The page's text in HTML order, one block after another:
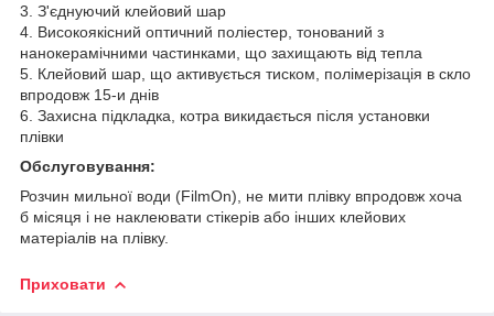
3. З'єднуючий клейовий шар
4. Високоякісний оптичний поліестер, тонований з
нанокерамічними частинками, що захищають від тепла
5. Клейовий шар, що активується тиском, полімерізація в скло
впродовж 15-и днів
6. Захисна підкладка, котра викидається після установки
плівки
Обслуговування:
Розчин мильної води (FilmOn), не мити плівку впродовж хоча
б місяця і не наклеювати стікерів або інших клейових
матеріалів на плівку.
Приховати